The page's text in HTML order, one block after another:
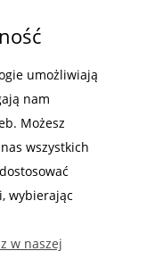
umożliwiają
nam
Możesz
wszystkich
wybierając
w naszej